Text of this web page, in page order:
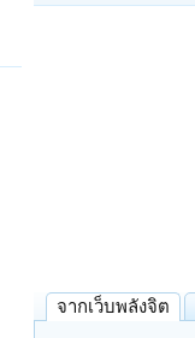
จากเว็บพลังจิต